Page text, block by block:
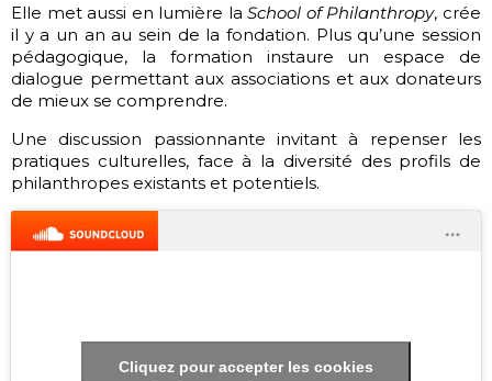
Elle met aussi en lumière laSchool of Philanthropy, crée
il y a un an au sein de la fondation. Plus qu’une session
pédagogique, la formation instaure un espace de
dialogue permettant aux associations et aux donateurs
de mieux se comprendre.
Une discussion passionnante invitant à repenser les
pratiques culturelles, face à la diversité des profils de
philanthropes existants et potentiels.
Cliquez pour accepter les cookies